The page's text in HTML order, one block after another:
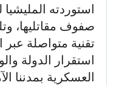
استوردته
صفوف مقاتليها،
تقنية متواصلة
استقرار الدولة
العسكرية بمدننا